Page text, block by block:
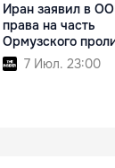
Иран заявил в
права на часть
Ормузского
7 Июл. 23:00